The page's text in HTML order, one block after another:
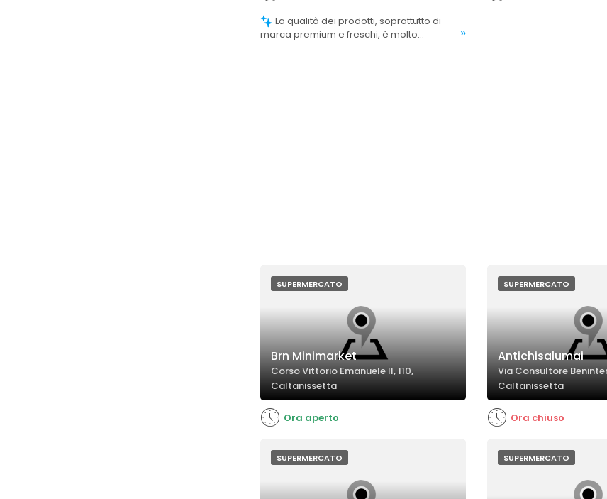
marca premium e freschi, è molto
»
SUPERMERCATO
Brn Minimarket
Corso Vittorio Emanuele II, 110,
Caltanissetta
Ora aperto
SUPERMERCATO
Antichisalumai
Via Consultore
Caltanissetta
Ora chiuso
SUPERMERCATO SUPERMERCATO